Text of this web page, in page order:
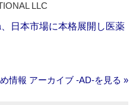
LLC
日本市場に本格展開し医薬
情報 アーカイブ ‐AD‐を見る »